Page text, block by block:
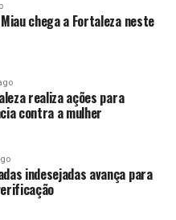
chega a Fortaleza neste
realiza ações para
contra a mulher
indesejadas avança para